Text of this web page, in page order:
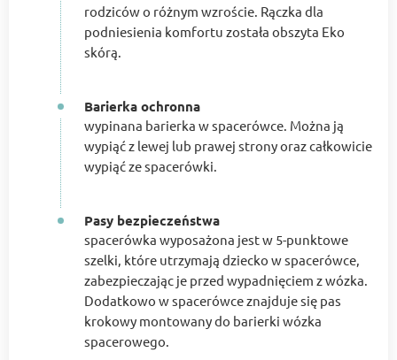
rodziców o różnym wzroście. Rączka dla
podniesienia komfortu została obszyta Eko
skórą.
Barierka ochronna
wypinana barierka w spacerówce. Można ją
wypiąć z lewej lub prawej strony oraz całkowicie
wypiąć ze spacerówki.
Pasy bezpieczeństwa
spacerówka wyposażona jest w 5-punktowe
szelki, które utrzymają dziecko w spacerówce,
zabezpieczając je przed wypadnięciem z wózka.
Dodatkowo w spacerówce znajduje się pas
krokowy montowany do barierki wózka
spacerowego.